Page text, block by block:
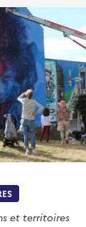
et territoires